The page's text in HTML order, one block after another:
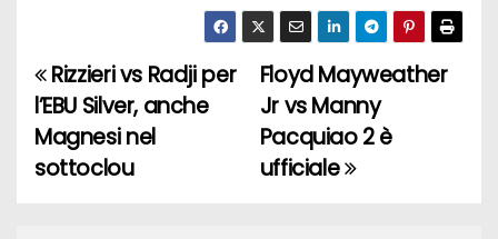
N
a
v
Floyd Mayweather
Jr vs Manny
Pacquiao 2 è
ufficiale
Rizzieri vs Radji per
l’EBU Silver, anche
Magnesi nel
sottoclou